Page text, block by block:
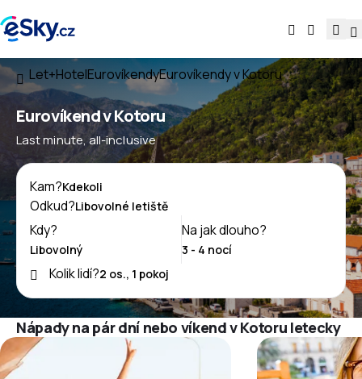
Let+HotelEurovíkendyEurovíkendy v Kotoru
Eurovíkend v Kotoru
Last minute, all-inclusive
Kam?
Odkud?
Kdy?
Na jak dlouho?
Kolik lidí?
Nápady na pár dní nebo víkend v Kotoru letecky